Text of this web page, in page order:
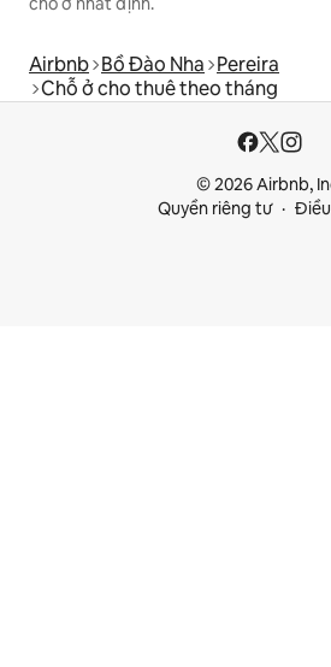
Airbnb Bồ Đào Nha Pereira
Chỗ ở cho thuê theo tháng
© 2026 Airbnb,
Quyền riêng tư